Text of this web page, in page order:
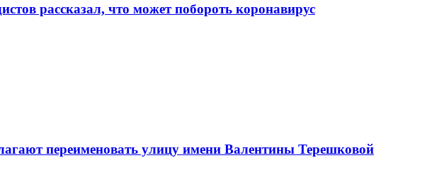
рассказал, что может побороть коронавирус
переименовать улицу имени Валентины Терешковой